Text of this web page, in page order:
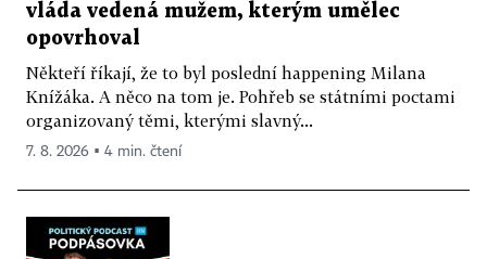
vláda vedená mužem, kterým umělec
opovrhoval
Někteří říkají, že to byl poslední happening Milana
Knížáka. A něco na tom je. Pohřeb se státními poctami
organizovaný těmi, kterými slavný...
7. 8. 2026 ▪ 4 min. čtení